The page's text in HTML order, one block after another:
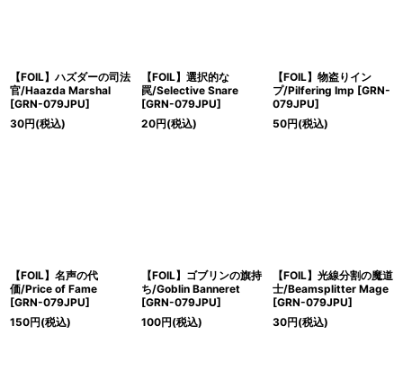
【FOIL】ハズダーの司法
官/Haazda Marshal
[GRN-079JPU]
30円(税込)
【FOIL】選択的な
罠/Selective Snare
[GRN-079JPU]
20円(税込)
【FOIL】物盗りイン
プ/Pilfering Imp [GRN-
079JPU]
50円(税込)
【FOIL】名声の代
価/Price of Fame
[GRN-079JPU]
150円(税込)
【FOIL】ゴブリンの旗持
ち/Goblin Banneret
[GRN-079JPU]
100円(税込)
【FOIL】光線分割の魔道
士/Beamsplitter Mage
[GRN-079JPU]
30円(税込)